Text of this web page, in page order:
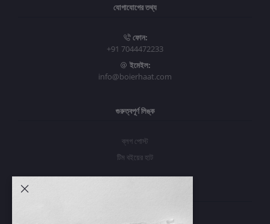
যোগাযোগের তথ্য
ফোন:
+91 7044472233
ইমেইল:
info@boierhaat.com
গুরুত্বপূর্ণ লিঙ্ক
ব্লগ পোস্ট
টিম বইয়ের হাট
প্রবেশ করুন